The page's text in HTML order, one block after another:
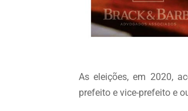
As eleições, em 2020,
prefeito e vice-prefeito e